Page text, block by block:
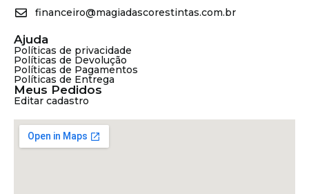
financeiro@magiadascorestintas.com.br
Ajuda
Políticas de privacidade
Políticas de Devolução
Políticas de Pagamentos
Políticas de Entrega
Meus Pedidos
Editar cadastro